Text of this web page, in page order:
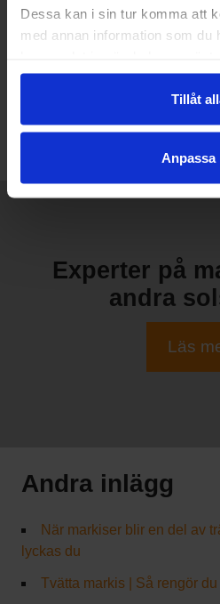
Dessa kan i sin tur komma att
med annan information som du
Tillåt
Anpassa
Bygg din egen pergola
Nya markiser till
Experter på
andra
Läs
Andra inlägg
När markiser blir en del av
lyckas du
Tvätta markis | Så rengör